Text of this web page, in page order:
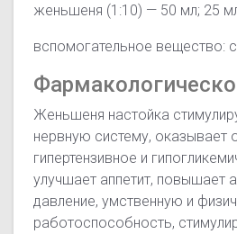
женьшеня (1:10) — 50 мл; 25
вспомогательное вещество:
Женьшеня настойка
нервную систему,
гипертензивное и
улучшает аппетит, повышает
давление, умственную и
работоспособность,